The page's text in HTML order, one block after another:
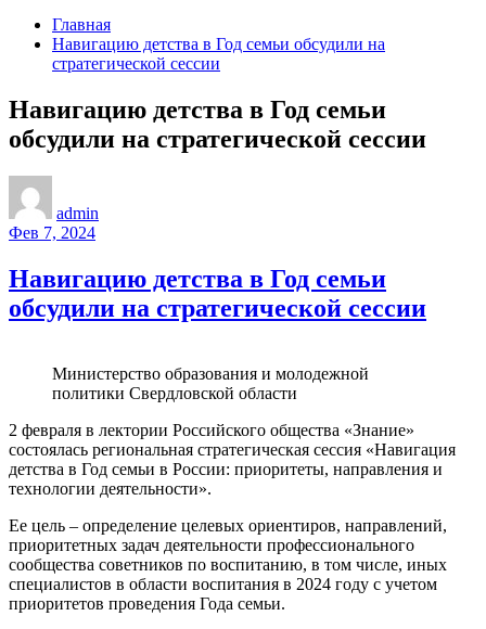
Главная
Навигацию детства в Год семьи обсудили на
стратегической сессии
Навигацию детства в Год семьи
обсудили на стратегической сессии
admin
Фев 7, 2024
Навигацию детства в Год семьи
обсудили на стратегической сессии
Министерство образования и молодежной
политики Свердловской области
2 февраля в лектории Российского общества «Знание»
состоялась региональная стратегическая сессия «Навигация
детства в Год семьи в России: приоритеты, направления и
технологии деятельности».
Ее цель – определение целевых ориентиров, направлений,
приоритетных задач деятельности профессионального
сообщества советников по воспитанию, в том числе, иных
специалистов в области воспитания в 2024 году с учетом
приоритетов проведения Года семьи.